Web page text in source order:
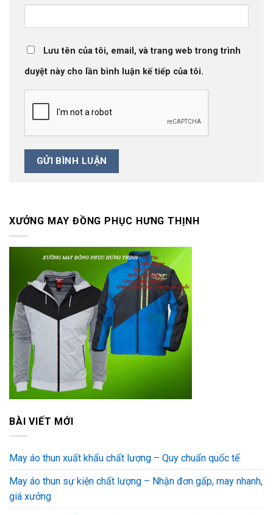
Lưu tên của tôi, email, và trang web trong trình
duyệt này cho lần bình luận kế tiếp của tôi.
XƯỞNG MAY ĐỒNG PHỤC HƯNG THỊNH
BÀI VIẾT MỚI
May áo thun xuất khẩu chất lượng – Quy chuẩn quốc tế
May áo thun sự kiện chất lượng – Nhận đơn gấp, may nhanh,
giá xưởng